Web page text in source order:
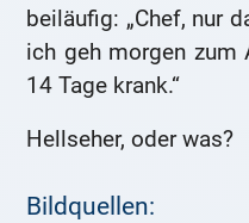
beiläufig: „Chef, nur
ich geh morgen zum
14 Tage krank.“
Hellseher, oder was?
Bildquellen: